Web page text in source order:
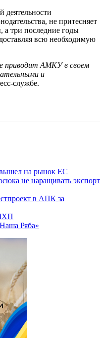
деятельности
не притесняет
а три последние годы
всю необходимую
приводит АМКУ в своем
и
службе.
на рынок ЕС
не наращивать экспорт
в АПК за
Ряба»